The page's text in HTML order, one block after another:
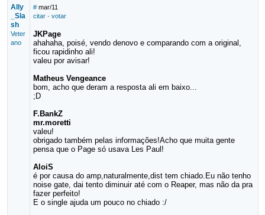
Ally
_Sla
sh
Veter
ano
# mar/11
citar· votar
JKPage
ahahaha, poisé, vendo denovo e comparando com a original,
ficou rapidinho ali!
valeu por avisar!
Matheus Vengeance
bom, acho que deram a resposta ali em baixo...
;D
F.BankZ
mr.moretti
valeu!
obrigado também pelas informações!Acho que muita gente
pensa que o Page só usava Les Paul!
AloiS
é por causa do amp,naturalmente,dist tem chiado.Eu não tenho
noise gate, dai tento diminuir até com o Reaper, mas não da pra
fazer perfeito!
E o single ajuda um pouco no chiado :/